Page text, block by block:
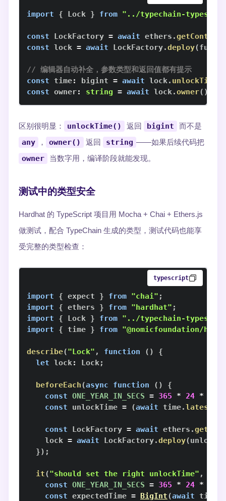
import { Lock } from "../typechain-types"
const LockFactory = await ethers .
const lock = await LockFactory.deploy(
// 编辑器自动补全，参数类型和返回值都有提示
const time: bigint = await lock. unlockTime
const owner: string = await lock.owner( )
区别很明显： unlockTime() 返回 bigint 而不是
any ， owner() 返回 string ——如果后续代码把
owner 当数字用，编译阶段就能发现。
测试中的类型安全
Hardhat 的 TypeScript 项目用 Mocha + Chai + Ethers.js
做测试，配合 TypeChain 生成的类型，测试代码也能享
受完整的类型检查：
typescript
import { expect } from "chai" ;
import
{ ethers } from "hardhat" ;
import
{ Lock } from "../typechain-types"
import
{ time } from "@nomicfoundation/
describe("Lock" , function ( )
{
let lock: Lock;
beforeEach(async function ( )
{
const ONE_YEAR_IN_SECS = 365 * 24 *
const unlockTime = (await time.latest
const LockFactory = await ethers .
    lock
= await LockFactory.deploy(
}) ;
it("should set the right unlockTime" ,
const ONE_YEAR_IN_SECS = 365 * 24 *
const expectedTime = BigInt(await time